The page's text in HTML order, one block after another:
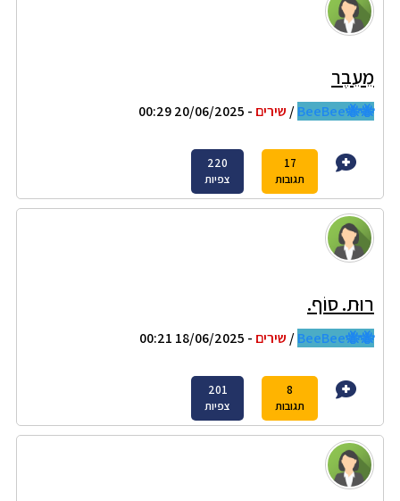
מֵעֵבֶר
🐝🐝BeeBee
/ שירים - 20/06/2025 00:29
17
תגובות
220
צפיות
רוּת. סוֹף.
🐝🐝BeeBee
/ שירים - 18/06/2025 00:21
8
תגובות
201
צפיות